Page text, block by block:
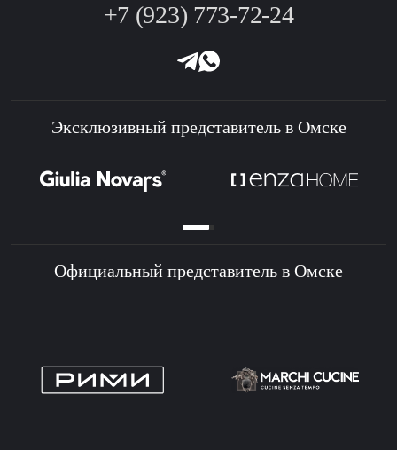
+7 (923) 773-72-24
Эксклюзивный представитель в Омске
Официальный представитель в Омске